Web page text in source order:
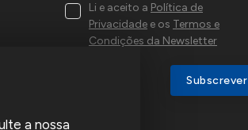
Li e aceito a Política de
Privacidade e os Termos e
Condições da Newsletter
Subscrever
e
a nossa